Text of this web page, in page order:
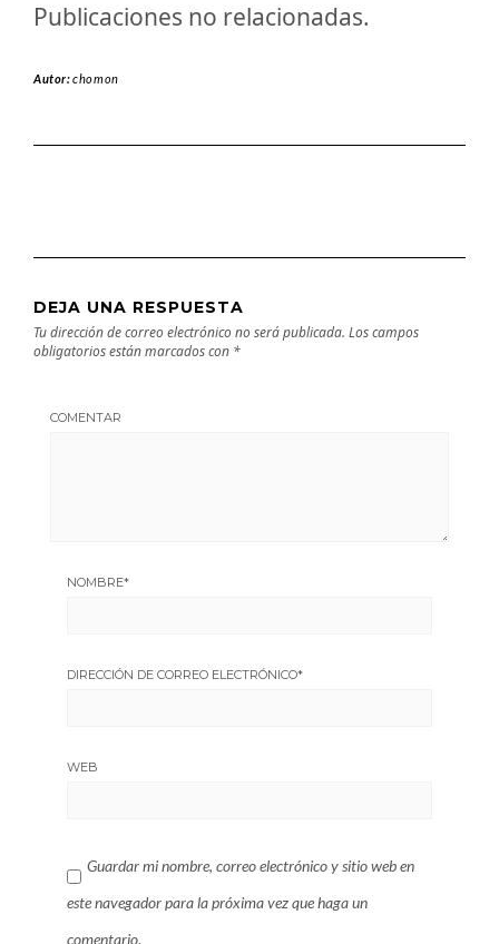
Publicaciones no relacionadas.
Autor:chomon
DEJA UNA RESPUESTA
Tu dirección de correo electrónico no será publicada. Los campos
obligatorios están marcados con *
COMENTAR
NOMBRE*
DIRECCIÓN DE CORREO ELECTRÓNICO*
WEB
Guardar mi nombre, correo electrónico y sitio web en
este navegador para la próxima vez que haga un
comentario.